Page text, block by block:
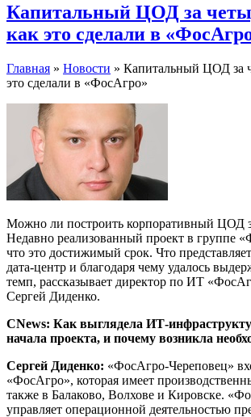
Капитальный ЦОД за
как это сделали в
Главная » Новости » Капитальный ЦОД за
это сделали в «ФосАгро»
Можно ли построить корпоративный ЦОД
Недавно реализованный проект в группе
что это достижимый срок. Что
дата-центр и благодаря чему удалось
темп, рассказывает директор по ИТ
Сергей Диденко.
CNews: Как выглядела ИТ-
начала проекта, и почему возникла
Сергей Диденко: «ФосАгро-Череповец»
«ФосАгро», которая имеет
также в Балаково, Волхове и Кировске.
управляет операционной деятельностью